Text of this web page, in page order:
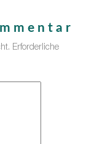
Erforderliche